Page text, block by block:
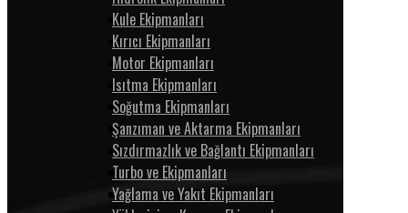
Kule Ekipmanları
Kırıcı Ekipmanları
Motor Ekipmanları
Isıtma Ekipmanları
Soğutma Ekipmanları
Şanzıman ve Aktarma Ekipmanları
Sızdırmazlık ve Bağlantı Ekipmanları
Turbo ve Ekipmanları
Yağlama ve Yakıt Ekipmanları